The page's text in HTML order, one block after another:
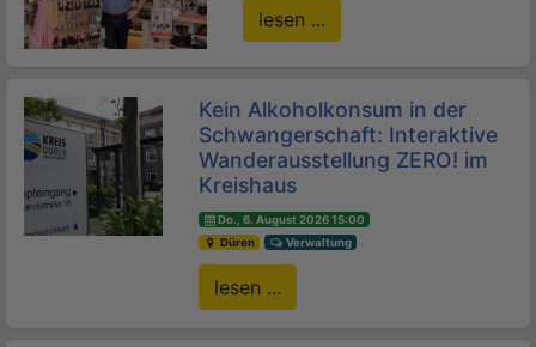
lesen ...
Kein Alkoholkonsum in der
Schwangerschaft: Interaktive
Wanderausstellung ZERO! im
Kreishaus
Do., 6. August 2026 15:00
Düren
Verwaltung
lesen ...